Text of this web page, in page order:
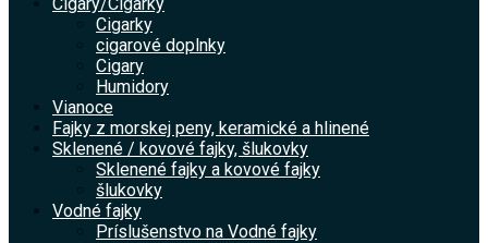
Cigarky
cigarové doplnky
Cigary
Humidory
Vianoce
Fajky z morskej peny, keramické a hlinené
Sklenené / kovové fajky, šlukovky
Sklenené fajky a kovové fajky
šlukovky
Vodné fajky
Príslušenstvo na Vodné fajky